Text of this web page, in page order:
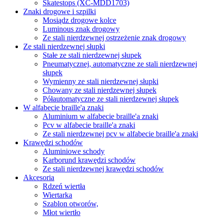
Skatestops (XC-MDD1703)
Znaki drogowe i szpilki
Mosiądz drogowe kolce
Luminous znak drogowy
Ze stali nierdzewnej ostrzeżenie znak drogowy
Ze stali nierdzewnej słupki
Stałe ze stali nierdzewnej słupek
Pneumatycznej, automatyczne ze stali nierdzewnej
słupek
Wymienny ze stali nierdzewnej słupki
Chowany ze stali nierdzewnej słupek
Półautomatyczne ze stali nierdzewnej słupek
W alfabecie braille'a znaki
Aluminium w alfabecie braille'a znaki
Pcv w alfabecie braille'a znaki
Ze stali nierdzewnej pcv w alfabecie braille'a znaki
Krawędzi schodów
Aluminiowe schody
Karborund krawędzi schodów
Ze stali nierdzewnej krawędzi schodów
Akcesoria
Rdzeń wiertła
Wiertarka
Szablon otworów,
Młot wiertło